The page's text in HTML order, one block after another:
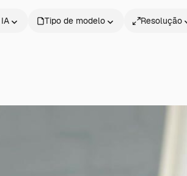
Tipo de modelo Resolução